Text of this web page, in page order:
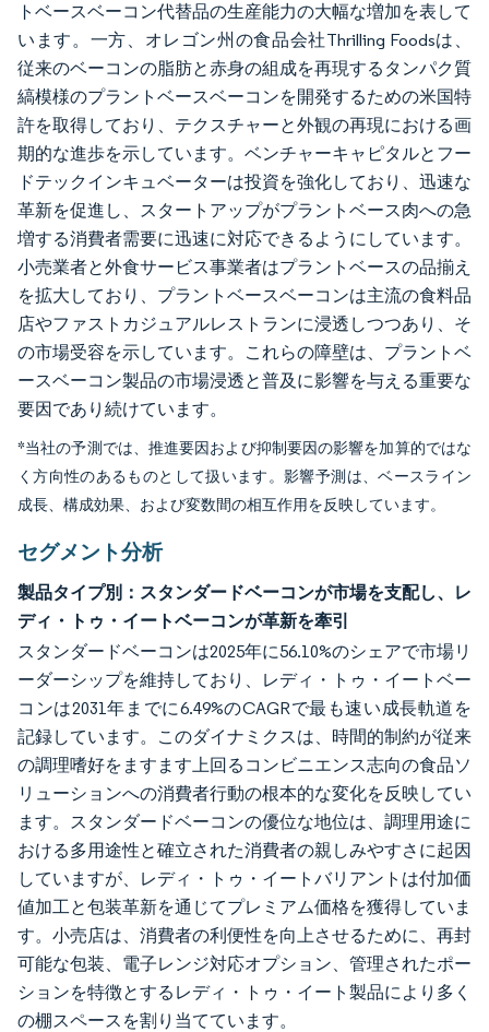
トベースベーコン代替品の生産能力の大幅な増加を表して
います。一方、オレゴン州の食品会社Thrilling Foodsは、
従来のベーコンの脂肪と赤身の組成を再現するタンパク質
縞模様のプラントベースベーコンを開発するための米国特
許を取得しており、テクスチャーと外観の再現における画
期的な進歩を示しています。ベンチャーキャピタルとフー
ドテックインキュベーターは投資を強化しており、迅速な
革新を促進し、スタートアップがプラントベース肉への急
増する消費者需要に迅速に対応できるようにしています。
小売業者と外食サービス事業者はプラントベースの品揃え
を拡大しており、プラントベースベーコンは主流の食料品
店やファストカジュアルレストランに浸透しつつあり、そ
の市場受容を示しています。これらの障壁は、プラントベ
ースベーコン製品の市場浸透と普及に影響を与える重要な
要因であり続けています。
*当社の予測では、推進要因および抑制要因の影響を加算的ではな
く方向性のあるものとして扱います。影響予測は、ベースライン
成長、構成効果、および変数間の相互作用を反映しています。
セグメント分析
製品タイプ別：スタンダードベーコンが市場を支配し、レ
ディ・トゥ・イートベーコンが革新を牽引
スタンダードベーコンは2025年に56.10%のシェアで市場リ
ーダーシップを維持しており、レディ・トゥ・イートベー
コンは2031年までに6.49%のCAGRで最も速い成長軌道を
記録しています。このダイナミクスは、時間的制約が従来
の調理嗜好をますます上回るコンビニエンス志向の食品ソ
リューションへの消費者行動の根本的な変化を反映してい
ます。スタンダードベーコンの優位な地位は、調理用途に
おける多用途性と確立された消費者の親しみやすさに起因
していますが、レディ・トゥ・イートバリアントは付加価
値加工と包装革新を通じてプレミアム価格を獲得していま
す。小売店は、消費者の利便性を向上させるために、再封
可能な包装、電子レンジ対応オプション、管理されたポー
ションを特徴とするレディ・トゥ・イート製品により多く
の棚スペースを割り当てています。